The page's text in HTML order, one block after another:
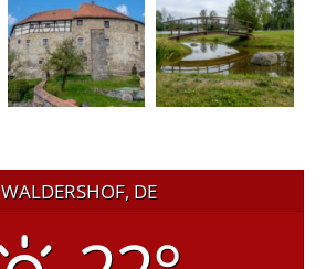
WALDERSHOF, DE